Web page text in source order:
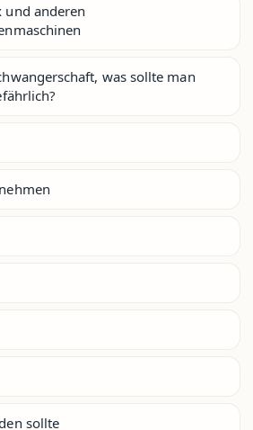
anderen
was sollte man
sollte